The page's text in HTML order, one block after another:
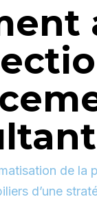
de
d’une